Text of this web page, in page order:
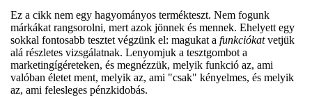
Ez a cikk nem egy hagyományos termékteszt. Nem fogunk
márkákat rangsorolni, mert azok jönnek és mennek. Ehelyett egy
sokkal fontosabb tesztet végzünk el: magukat a funkciókatvetjük
alá részletes vizsgálatnak. Lenyomjuk a tesztgombot a
marketingígéreteken, és megnézzük, melyik funkció az, ami
valóban életet ment, melyik az, ami "csak" kényelmes, és melyik
az, ami felesleges pénzkidobás.